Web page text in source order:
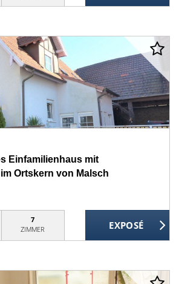
Einfamilienhaus mit
Ortskern von Malsch
7
ZIMMER